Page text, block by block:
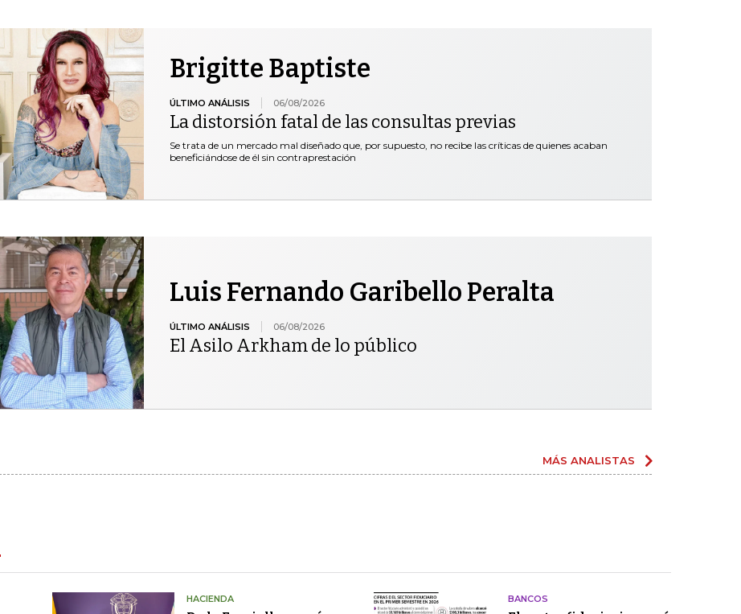
Brigitte Baptiste
ÚLTIMO ANÁLISIS 06/08/2026
La distorsión fatal de las consultas previas
Se trata de un mercado mal diseñado que, por supuesto, no recibe las críticas de quienes acaban
beneficiándose de él sin contraprestación
Luis Fernando Garibello Peralta
ÚLTIMO ANÁLISIS 06/08/2026
El Asilo Arkham de lo público
MÁS ANALISTAS
HACIENDA BANCOS